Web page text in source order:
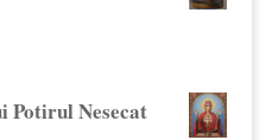
Potirul Nesecat